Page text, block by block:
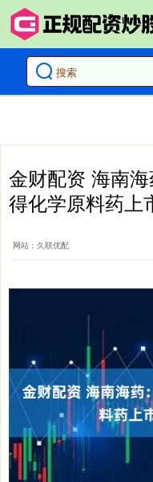
金财配资 海南
得化学原料药上
网站：久联优配